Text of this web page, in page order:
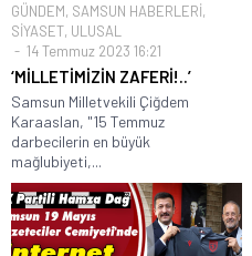
GÜNDEM, SAMSUN HABERLERİ,
SİYASET, ULUSAL
14 Temmuz 2023 16:21
‘MİLLETİMİZİN ZAFERİ!..’
Samsun Milletvekili Çiğdem
Karaaslan, "15 Temmuz
darbecilerin en büyük
mağlubiyeti,...